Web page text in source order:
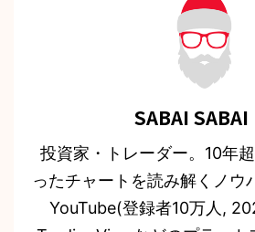
SABAI SABAI
投資家・トレーダー。10年
ったチャートを読み解くノウ
YouTube(登録者10万人,